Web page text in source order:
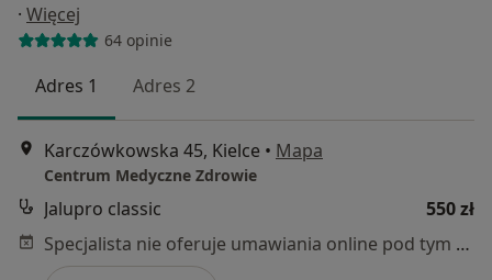
· Więcej
64 opinie
Adres 1 Adres 2
Karczówkowska 45, Kielce • Mapa
Centrum Medyczne Zdrowie
Jalupro classic
550 zł
Specjalista nie oferuje umawiania online pod tym adresem.